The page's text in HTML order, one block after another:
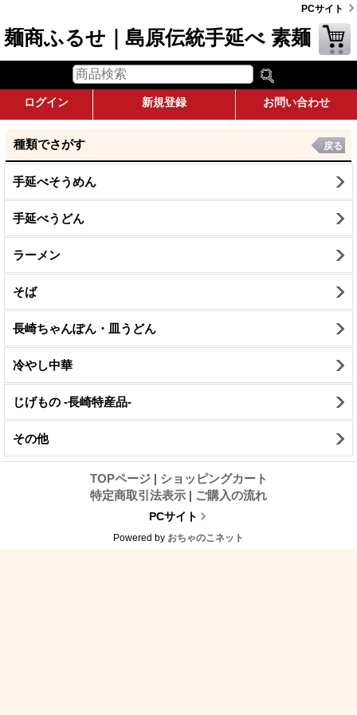
PCサイト
麺商ふるせ｜島原伝統手延べ 素麺
ログイン 新規登録 お問い合わせ
種類でさがす 戻る
手延べそうめん
手延べうどん
ラーメン
そば
長崎ちゃんぽん・皿うどん
冷やし中華
じげもの -長崎特産品-
その他
TOPページ | ショッピングカート
特定商取引法表示 | ご購入の流れ
PCサイト
Powered by おちゃのこネット